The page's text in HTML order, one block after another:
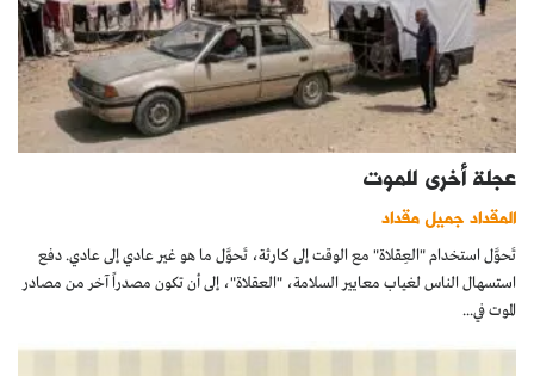
عجلة أخرى للموت
المقداد جميل مقداد
تَحوَّل استخدام "العِقلاة" مع الوقت إلى كارثة، تَحوَّل ما هو غير عادي إلى عادي. دفع
استسهال الناس لغياب معايير السلامة، "العقلاة"، إلى أن تكون مصدراً آخر من مصادر
الموت في...